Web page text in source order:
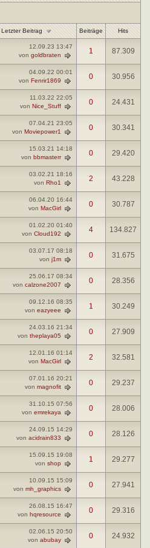
Letzter Beitrag Beiträge Hits
12.09.23 13:47
von goldbraten 1 87.309
04.09.22 00:01
von Fenrir1869 0 30.956
11.03.22 22:05
von Nice_Stuff 0 24.431
07.04.21 23:05
von Moviepower1 0 30.341
15.03.21 14:18
von bbmasterr 0 29.420
03.02.21 18:16
von Rho1 2 43.228
06.04.20 16:44
von MacGirl 0 30.787
01.02.20 01:40
von Cloud192 4 134.827
03.07.17 08:18
von j1m 0 31.675
25.06.17 08:34
von calzone2007 0 28.356
09.12.16 08:35
von eazyeee 1 30.249
24.03.16 21:34
von theplaya05 0 27.909
12.01.16 01:14
von MacGirl 2 32.581
07.01.16 20:21
von magnofit 0 29.237
31.10.15 07:56
von emrekaya 0 28.006
24.09.15 14:29
von acidrain833 0 28.126
15.09.15 19:08
von shop 1 29.277
10.09.15 15:09
von mh_graphics 0 27.941
26.08.15 16:47
von hqresource 0 29.316
02.06.15 20:50
von abubay 0 24.932